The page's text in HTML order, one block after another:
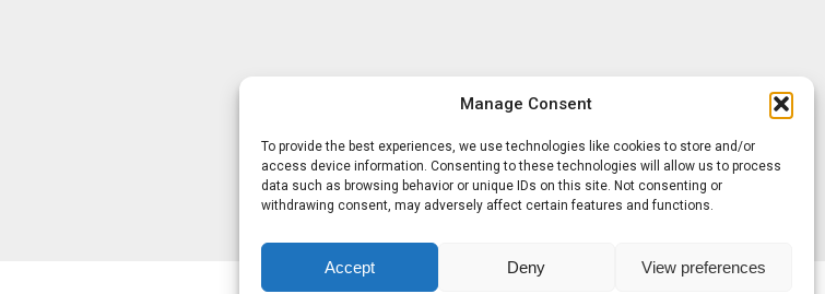
Manage Consent
To provide the best experiences, we use technologies like cookies to store and/or
access device information. Consenting to these technologies will allow us to process
data such as browsing behavior or unique IDs on this site. Not consenting or
withdrawing consent, may adversely affect certain features and functions.
Accept Deny View preferences